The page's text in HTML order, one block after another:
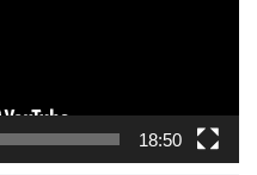
18:50